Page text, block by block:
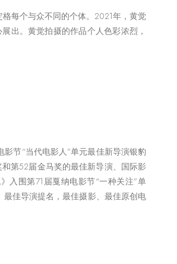
每个与众不同的个体。2021年，黄觉
出。黄觉拍摄的作品个人色彩浓烈，
节“当代电影人”单元最佳新导演银豹
第52届金马奖的最佳新导演、国际影
入围第71届戛纳电影节“一种关注”单
佳导演提名，最佳摄影、最佳原创电